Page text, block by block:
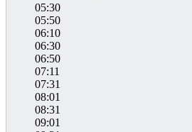
05:30
05:50
06:10
06:30
06:50
07:11
07:31
08:01
08:31
09:01